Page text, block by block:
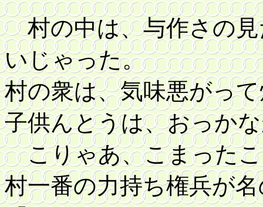
村の中は、与作さの見
いじゃった。
村の衆は、気味悪がっ
子供んとうは、おっか
こりゃあ、こまったこ
村一番の力持ち権兵が